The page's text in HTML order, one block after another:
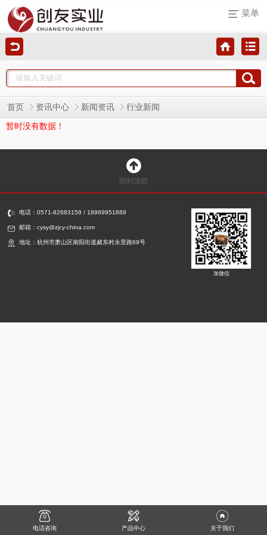
菜单
首页 资讯中心 新闻资讯 行业新闻
暂时没有数据！
回到顶部
电话：0571-82683159 / 18969951889
邮箱：cysy@zjcy-china.com
地址：杭州市萧山区南阳街道赭东村永里路69号
加微信
电话咨询 产品中心 关于我们